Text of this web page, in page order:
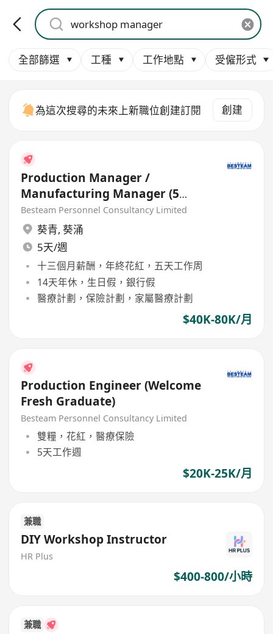
全部篩選 工種 工作地點 受僱形式
為這次搜尋的未來上新職位創建訂閱 創建
Production Manager /
Manufacturing Manager (5
days)
Besteam Personnel Consultancy Limited
葵青, 葵涌
5天/週
十三個月薪酬，年終花紅，五天工作周
14天年休，生日假，銀行假
醫療計劃，保險計劃，家屬醫療計劃
$40K-80K/月
Production Engineer (Welcome
Fresh Graduate)
Besteam Personnel Consultancy Limited
雙糧，花紅，醫療保險
5天工作週
$20K-25K/月
兼職
DIY Workshop Instructor
HR Plus
$400-800/小時
兼職